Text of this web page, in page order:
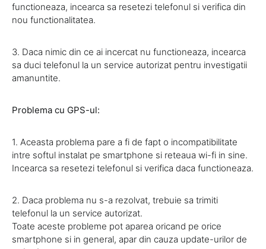
functioneaza, incearca sa resetezi telefonul si verifica din
nou functionalitatea.
3. Daca nimic din ce ai incercat nu functioneaza, incearca
sa duci telefonul la un service autorizat pentru investigatii
amanuntite.
Problema cu GPS-ul:
1. Aceasta problema pare a fi de fapt o incompatibilitate
intre softul instalat pe smartphone si reteaua wi-fi in sine.
Incearca sa resetezi telefonul si verifica daca functioneaza.
2. Daca problema nu s-a rezolvat, trebuie sa trimiti
telefonul la un service autorizat.
Toate aceste probleme pot aparea oricand pe orice
smartphone si in general, apar din cauza update-urilor de